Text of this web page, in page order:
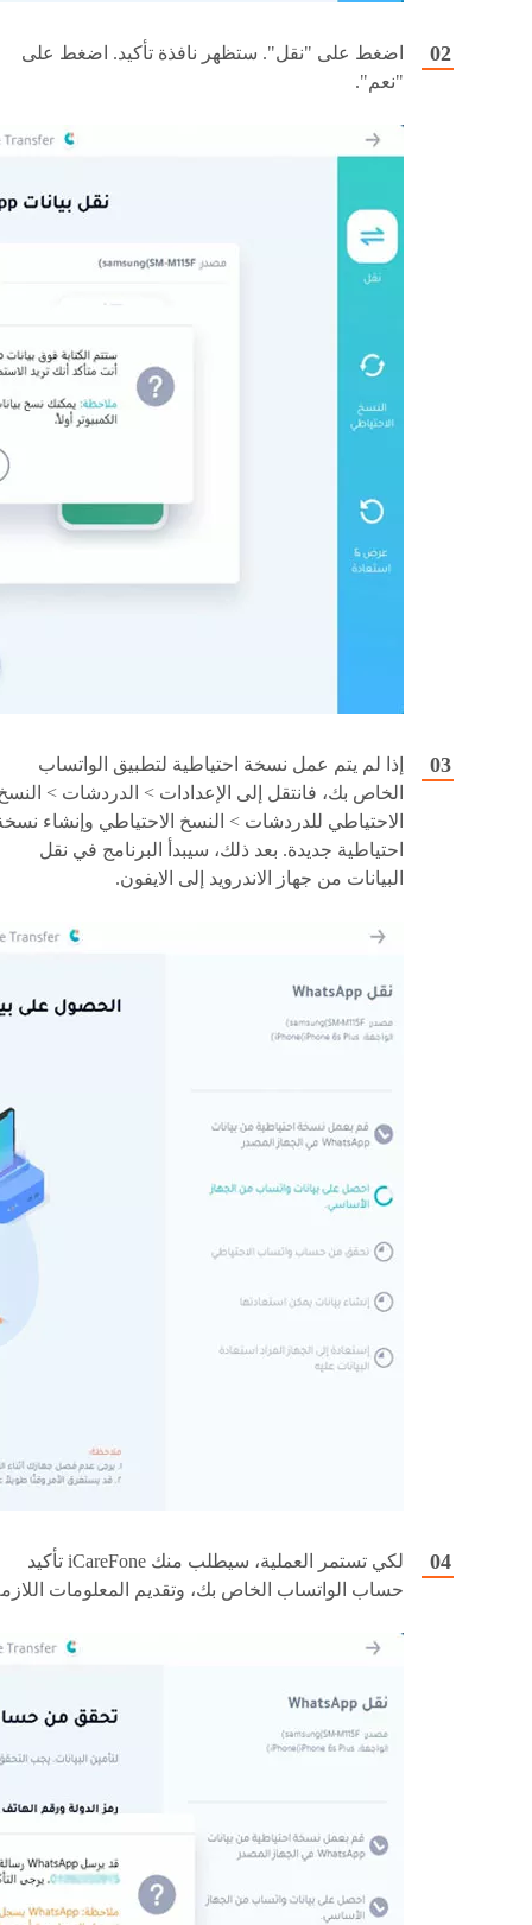
اضغط على "نقل". ستظهر نافذة تأكيد. اضغط على
"نعم".
إذا لم يتم عمل نسخة احتياطية لتطبيق الواتساب
الخاص بك، فانتقل إلى الإعدادات > الدردشات >
الاحتياطي للدردشات > النسخ الاحتياطي وإنشاء
احتياطية جديدة. بعد ذلك، سيبدأ البرنامج في نقل
البيانات من جهاز الاندرويد إلى الايفون.
لكي تستمر العملية، سيطلب منك iCareFone تأكيد
حساب الواتساب الخاص بك، وتقديم المعلومات